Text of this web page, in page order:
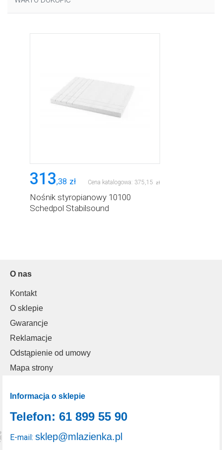
313,38 zł Cena katalogowa: 375,15 zł
Nośnik styropianowy 10100
Schedpol Stabilsound
O nas
Kontakt
O sklepie
Gwarancje
Reklamacje
Odstąpienie od umowy
Mapa strony
Informacja o sklepie
Telefon: 61 899 55 90
E-mail: sklep@mlazienka.pl